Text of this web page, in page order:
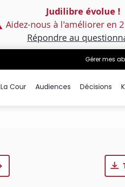
Judilibre évolue !
Aidez-nous à l'améliorer en
Répondre au
Gérer mes
La Cour Audiences Décisions